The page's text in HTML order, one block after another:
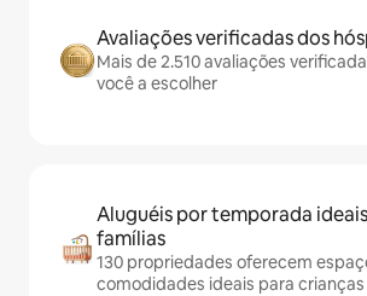
Avaliações verificadas dos
Mais de 2.510 avaliações
você a escolher
Aluguéis por temporada
famílias
130 propriedades oferecem
comodidades ideais para crianças